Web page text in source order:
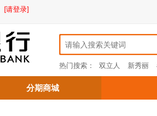
[请登录]
热门搜索： 双立人 新秀丽
分期商城